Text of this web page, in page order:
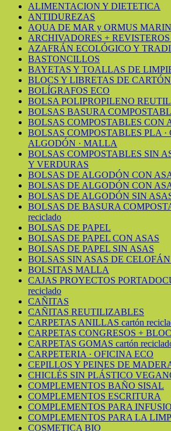
ALIMENTACION Y DIETETICA
ANTIDUREZAS
AQUA DE MAR y ORMUS
ARCHIVADORES + REVISTEROS
AZAFRÁN ECOLÓGICO Y
BASTONCILLOS
BAYETAS Y TOALLAS DE
BLOCS Y LIBRETAS DE
BOLÍGRAFOS ECO
BOLSA POLIPROPILENO
BOLSAS BASURA
BOLSAS COMPOSTABLES CON
BOLSAS COMPOSTABLES PLA ·
ALGODÓN · MALLA
BOLSAS COMPOSTABLES SIN
Y VERDURAS
BOLSAS DE ALGODÓN CON
BOLSAS DE ALGODÓN CON
BOLSAS DE ALGODÓN SIN
BOLSAS DE BASURA
reciclado
BOLSAS DE PAPEL
BOLSAS DE PAPEL CON ASAS
BOLSAS DE PAPEL SIN ASAS
BOLSAS SIN ASAS DE
BOLSITAS MALLA
CAJAS PROYECTOS
reciclado
CAÑITAS
CAÑITAS REUTILIZABLES
CARPETAS ANILLAS cartón
CARPETAS CONGRESOS +
CARPETAS GOMAS cartón
CARPETERIA · OFICINA ECO
CEPILLOS Y PEINES DE
CHICLÉS SIN PLÁSTICO
COMPLEMENTOS BAÑO SISAL
COMPLEMENTOS ESCRITURA
COMPLEMENTOS PARA
COMPLEMENTOS PARA LA
COSMETICA BIO